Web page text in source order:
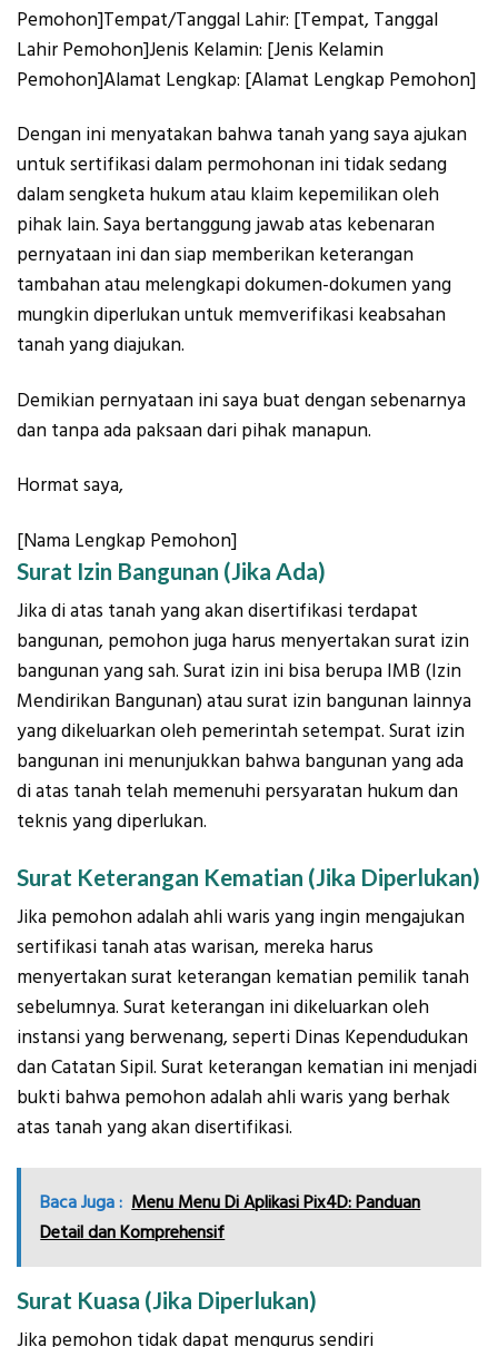
Pemohon]Tempat/Tanggal Lahir: [Tempat, Tanggal
Lahir Pemohon]Jenis Kelamin: [Jenis Kelamin
Pemohon]Alamat Lengkap: [Alamat Lengkap Pemohon]
Dengan ini menyatakan bahwa tanah yang saya ajukan
untuk sertifikasi dalam permohonan ini tidak sedang
dalam sengketa hukum atau klaim kepemilikan oleh
pihak lain. Saya bertanggung jawab atas kebenaran
pernyataan ini dan siap memberikan keterangan
tambahan atau melengkapi dokumen-dokumen yang
mungkin diperlukan untuk memverifikasi keabsahan
tanah yang diajukan.
Demikian pernyataan ini saya buat dengan sebenarnya
dan tanpa ada paksaan dari pihak manapun.
Hormat saya,
[Nama Lengkap Pemohon]
Surat Izin Bangunan (Jika Ada)
Jika di atas tanah yang akan disertifikasi terdapat
bangunan, pemohon juga harus menyertakan surat izin
bangunan yang sah. Surat izin ini bisa berupa IMB (Izin
Mendirikan Bangunan) atau surat izin bangunan lainnya
yang dikeluarkan oleh pemerintah setempat. Surat izin
bangunan ini menunjukkan bahwa bangunan yang ada
di atas tanah telah memenuhi persyaratan hukum dan
teknis yang diperlukan.
Surat Keterangan Kematian (Jika Diperlukan)
Jika pemohon adalah ahli waris yang ingin mengajukan
sertifikasi tanah atas warisan, mereka harus
menyertakan surat keterangan kematian pemilik tanah
sebelumnya. Surat keterangan ini dikeluarkan oleh
instansi yang berwenang, seperti Dinas Kependudukan
dan Catatan Sipil. Surat keterangan kematian ini menjadi
bukti bahwa pemohon adalah ahli waris yang berhak
atas tanah yang akan disertifikasi.
Baca Juga : Menu Menu Di Aplikasi Pix4D: Panduan
Detail dan Komprehensif
Surat Kuasa (Jika Diperlukan)
Jika pemohon tidak dapat mengurus sendiri